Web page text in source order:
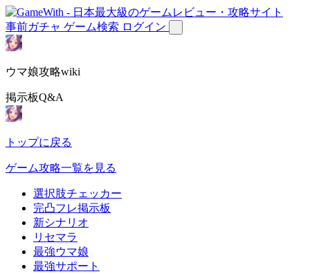
事前ガチャ ゲーム検索 ログイン
ウマ娘攻略wiki
掲示板Q&A
トップに戻る
ゲーム攻略一覧を見る
選択肢チェッカー
完凸フレ掲示板
新シナリオ
リセマラ
最強ウマ娘
最強サポート